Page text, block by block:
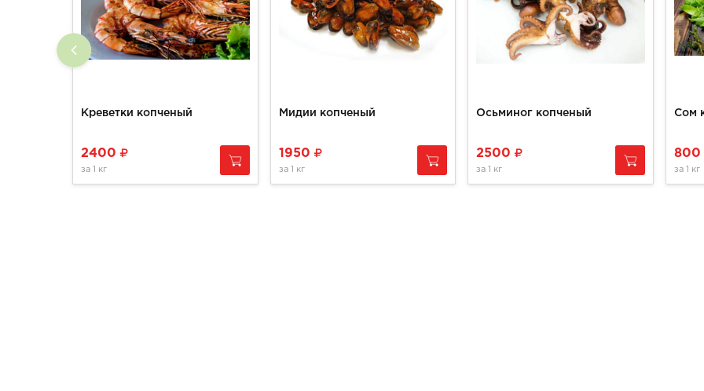
Креветки копченый
2400
за 1 кг
Мидии копченый
1950
за 1 кг
Осьминог копченый
2500
за 1 кг
Сом
800
за 1 кг